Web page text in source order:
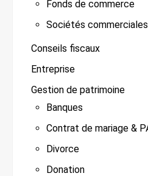
Fonds de commerce
Sociétés
Conseils fiscaux
Entreprise
Gestion de patrimoine
Banques
Contrat de mariage &
Divorce
Donation